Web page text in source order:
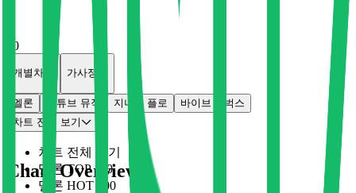
0
개별차트 가사정보
멜론 유튜브 뮤직 지니 플로 바이브
벅스
차트 전체 보기
차트 전체 보기
멜론 TOP 100
멜론 HOT 100
Chart Overview